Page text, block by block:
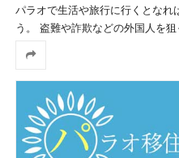
パラオで生活や旅行に行くとなれ
う。 盗難や詐欺などの外国人を